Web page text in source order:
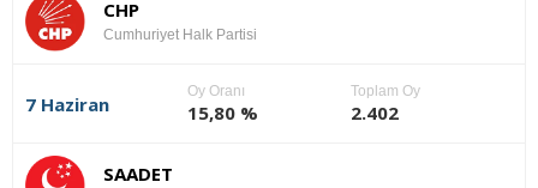
CHP
Cumhuriyet Halk Partisi
7 Haziran
Oy Oranı
15,80 %
Toplam Oy
2.402
SAADET